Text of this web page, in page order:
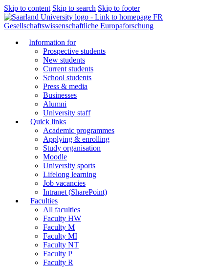
Skip to content Skip to search Skip to footer
FR
Gesellschaftswissenschaftliche Europaforschung
Information for
Prospective students
New students
Current students
School students
Press & media
Businesses
Alumni
University staff
Quick links
Academic programmes
Applying & enrolling
Study organisation
Moodle
University sports
Lifelong learning
Job vacancies
Intranet (SharePoint)
Faculties
All faculties
Faculty HW
Faculty M
Faculty MI
Faculty NT
Faculty P
Faculty R